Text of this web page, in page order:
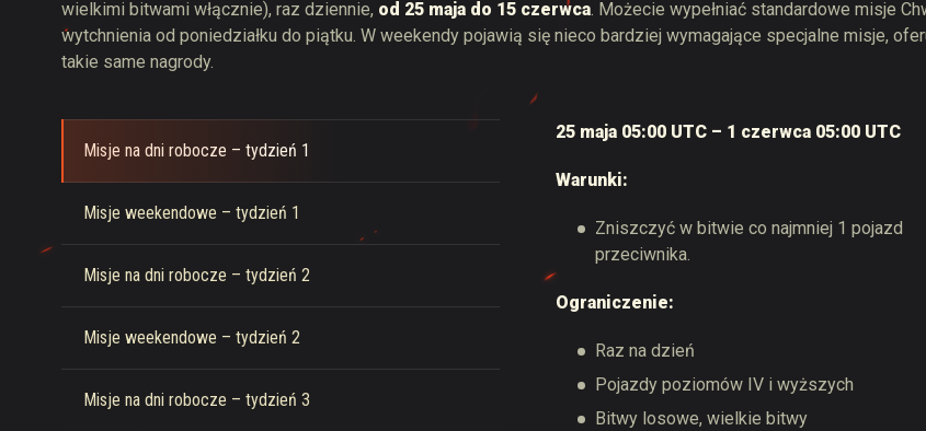
wielkimi bitwami włącznie), raz dziennie, od 25 maja do 15 czerwca. Możecie wypełniać standardowe misje
wytchnienia od poniedziałku do piątku. W weekendy pojawią się nieco bardziej wymagające specjalne misje,
takie same nagrody.
Misje na dni robocze – tydzień 1
Misje weekendowe – tydzień 1
Misje na dni robocze – tydzień 2
Misje weekendowe – tydzień 2
Misje na dni robocze – tydzień 3
25 maja 05:00 UTC – 1 czerwca 05:00 UTC
Warunki:
Zniszczyć w bitwie co najmniej 1 pojazd
przeciwnika.
Ograniczenie:
Raz na dzień
Pojazdy poziomów IV i wyższych
Bitwy losowe, wielkie bitwy